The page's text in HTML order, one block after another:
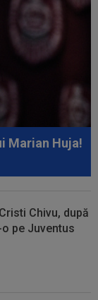
Marian Huja!
Chivu, după
pe Juventus